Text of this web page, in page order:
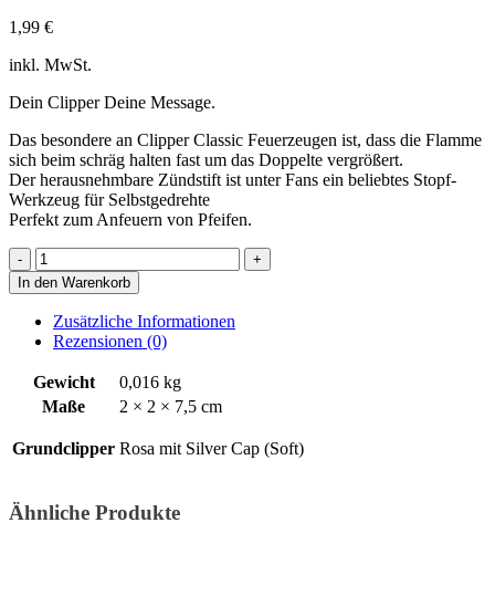
1,99 €
inkl. MwSt.
Dein Clipper Deine Message.
Das besondere an Clipper Classic Feuerzeugen ist, dass die Flamme
sich beim schräg halten fast um das Doppelte vergrößert.
Der herausnehmbare Zündstift ist unter Fans ein beliebtes Stopf-
Werkzeug für Selbstgedrehte
Perfekt zum Anfeuern von Pfeifen.
Selber
denken
Menge
In den Warenkorb
Zusätzliche Informationen
Rezensionen (0)
Gewicht
0,016 kg
Maße
2 × 2 × 7,5 cm
Grundclipper Rosa mit Silver Cap (Soft)
Ähnliche Produkte